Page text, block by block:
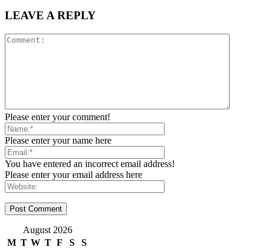
LEAVE A REPLY
Please enter your comment!
Please enter your name here
You have entered an incorrect email address!
Please enter your email address here
August 2026
M T W T F S S